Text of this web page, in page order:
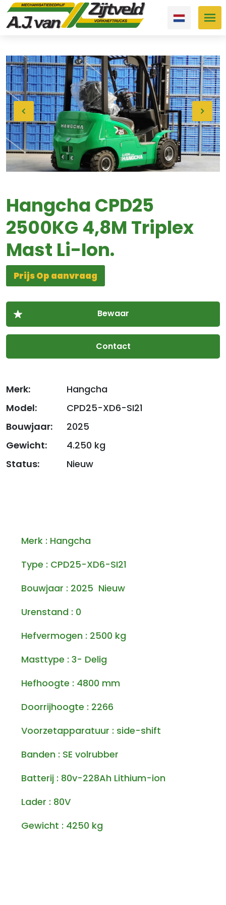
Hangcha CPD25
2500KG 4,8M Triplex
Mast Li-Ion.
Prijs Op aanvraag
Contact
Merk:
Hangcha
Model:
CPD25-XD6-SI21
Bouwjaar:
2025
Gewicht:
4.250 kg
Status:
Nieuw
Merk : Hangcha
Type : CPD25-XD6-SI21
Bouwjaar : 2025 Nieuw
Urenstand : 0
Hefvermogen : 2500 kg
Masttype : 3- Delig
Hefhoogte : 4800 mm
Doorrijhoogte : 2266
Voorzetapparatuur : side-shift
Banden : SE volrubber
Batterij : 80v-228Ah Lithium-ion
Lader : 80V
Gewicht : 4250 kg